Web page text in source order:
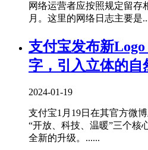
网络运营者应按照规定留存
月。这里的网络日志主要是
支付宝发布新
字，引入立体的自
2024-01-19
支付宝1月19日在其官方微
“开放、科技、温暖”三个核
全新的升级。......